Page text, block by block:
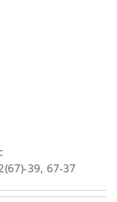
39, 67-37